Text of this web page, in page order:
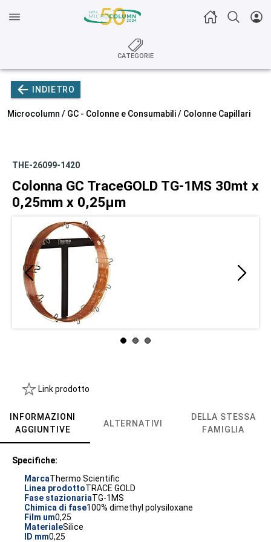
CATEGORIE
INDIETRO
Microcolumn / GC - Colonne e Consumabili/ Colonne Capillari
THE-26099-1420
Colonna GC TraceGOLD TG-1MS 30mt x
0,25mm x 0,25µm
Link prodotto
INFORMAZIONI
AGGIUNTIVE
ALTERNATIVI
DELLA STESSA
FAMIGLIA
Specifiche:
MarcaThermo Scientific
Linea prodottoTRACE GOLD
Fase stazionariaTG-1MS
Chimica di fase100% dimethyl polysiloxane
Film um0,25
MaterialeSilice
ID mm0,25